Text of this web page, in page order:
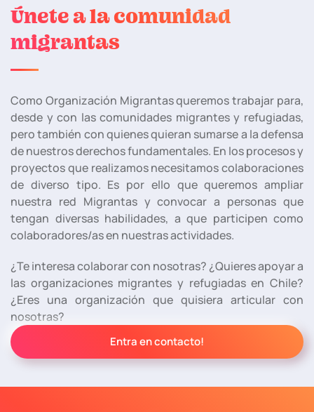
Únete a la comunidad
migrantas
Como Organización Migrantas queremos trabajar para,
desde y con las comunidades migrantes y refugiadas,
pero también con quienes quieran sumarse a la defensa
de nuestros derechos fundamentales. En los procesos y
proyectos que realizamos necesitamos colaboraciones
de diverso tipo. Es por ello que queremos ampliar
nuestra red Migrantas y convocar a personas que
tengan diversas habilidades, a que participen como
colaboradores/as en nuestras actividades.
¿Te interesa colaborar con nosotras? ¿Quieres apoyar a
las organizaciones migrantes y refugiadas en Chile?
¿Eres una organización que quisiera articular con
nosotras?
Entra en contacto!